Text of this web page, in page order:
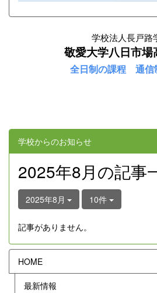
学校法人長戸路
敬愛大学八日市場
全日制の課程 通信
学校からのお知らせ
2025年8月の記事
2025年8月 10件
記事がありません。
HOME
最新情報